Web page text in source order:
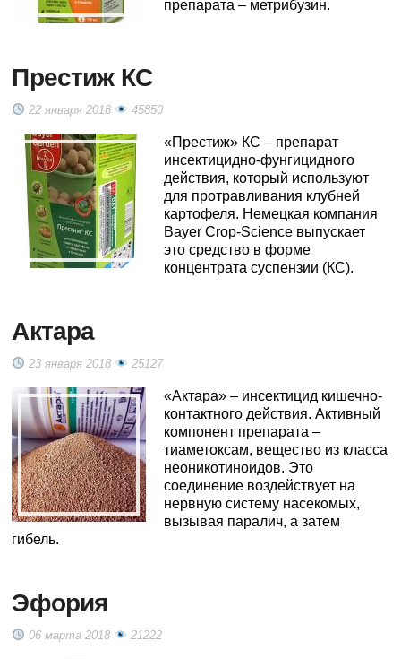
препарата – метрибузин.
Престиж КС
22 января 2018 45850
«Престиж» КС – препарат
инсектицидно-фунгицидного
действия, который используют
для протравливания клубней
картофеля. Немецкая компания
Bayer Crop-Science выпускает
это средство в форме
концентрата суспензии (КС).
Актара
23 января 2018 25127
«Актара» – инсектицид кишечно-
контактного действия. Активный
компонент препарата –
тиаметоксам, вещество из класса
неоникотиноидов. Это
соединение воздействует на
нервную систему насекомых,
вызывая паралич, а затем
гибель.
Эфория
06 марта 2018 21222